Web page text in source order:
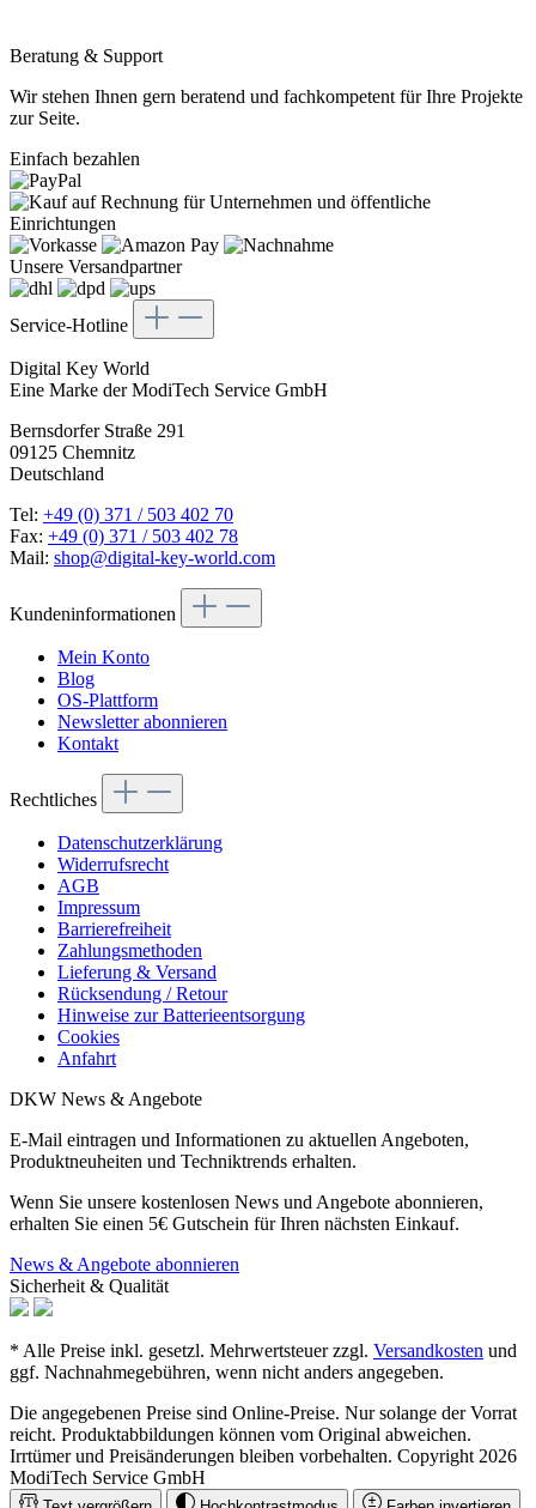
Beratung & Support
Wir stehen Ihnen gern beratend und fachkompetent für Ihre Projekte
zur Seite.
Einfach bezahlen
Unsere Versandpartner
Service-Hotline
Digital Key World
Eine Marke der ModiTech Service GmbH
Bernsdorfer Straße 291
09125 Chemnitz
Deutschland
Tel: +49 (0) 371 / 503 402 70
Fax: +49 (0) 371 / 503 402 78
Mail: shop@digital-key-world.com
Kundeninformationen
Mein Konto
Blog
OS-Plattform
Newsletter abonnieren
Kontakt
Rechtliches
Datenschutzerklärung
Widerrufsrecht
AGB
Impressum
Barrierefreiheit
Zahlungsmethoden
Lieferung & Versand
Rücksendung / Retour
Hinweise zur Batterieentsorgung
Cookies
Anfahrt
DKW News & Angebote
E-Mail eintragen und Informationen zu aktuellen Angeboten,
Produktneuheiten und Techniktrends erhalten.
Wenn Sie unsere kostenlosen News und Angebote abonnieren,
erhalten Sie einen 5€ Gutschein für Ihren nächsten Einkauf.
News & Angebote abonnieren
Sicherheit & Qualität
* Alle Preise inkl. gesetzl. Mehrwertsteuer zzgl. Versandkosten und
ggf. Nachnahmegebühren, wenn nicht anders angegeben.
Die angegebenen Preise sind Online-Preise. Nur solange der Vorrat
reicht. Produktabbildungen können vom Original abweichen.
Irrtümer und Preisänderungen bleiben vorbehalten. Copyright 2026
ModiTech Service GmbH